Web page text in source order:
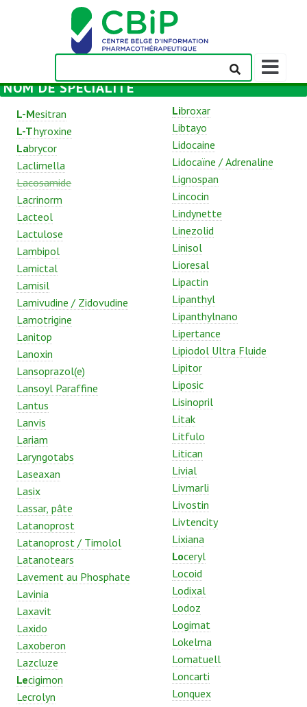
Afficher/
la
NOM DE SPÉCIALITÉ
L-Mesitran
L-Thyroxine
Labrycor
Laclimella
Lacosamide
Lacrinorm
Lacteol
Lactulose
Lambipol
Lamictal
Lamisil
Lamivudine / Zidovudine
Lamotrigine
Lanitop
Lanoxin
Lansoprazol(e)
Lansoyl Paraffine
Lantus
Lanvis
Lariam
Laryngotabs
Laseaxan
Lasix
Lassar, pâte
Latanoprost
Latanoprost / Timolol
Latanotears
Lavement au Phosphate
Lavinia
Laxavit
Laxido
Laxoberon
Lazcluze
Lecigimon
Lecrolyn
Libroxar
Libtayo
Lidocaine
Lidocaïne / Adrenaline
Lignospan
Lincocin
Lindynette
Linezolid
Linisol
Lioresal
Lipactin
Lipanthyl
Lipanthylnano
Lipertance
Lipiodol Ultra Fluide
Lipitor
Liposic
Lisinopril
Litak
Litfulo
Litican
Livial
Livmarli
Livostin
Livtencity
Lixiana
Loceryl
Locoid
Lodixal
Lodoz
Logimat
Lokelma
Lomatuell
Loncarti
Lonquex